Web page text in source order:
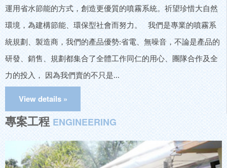
運用省水節能的方式，創造更優質的噴霧系統。祈望珍惜大自然
環境，為建構節能、環保型社會而努力。 我們是專業的噴霧系
統規劃、製造商，我們的產品優勢:省電、無噪音，不論是產品的
研發、銷售、規劃都集合了全體工作同仁的用心、團隊合作及全
力的投入， 因為我們賣的不只是...
專案工程ENGINEERING